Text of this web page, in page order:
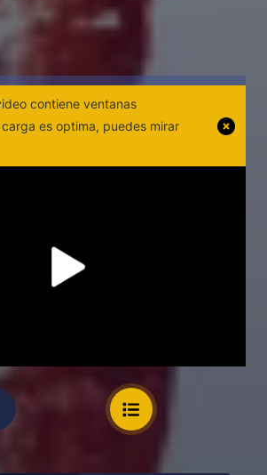
contiene ventanas
es optima, puedes mirar